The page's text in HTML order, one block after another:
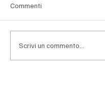
Commenti
Scrivi un commento...